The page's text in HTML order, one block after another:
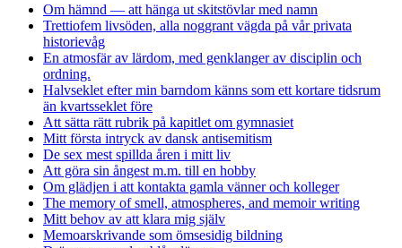
Om hämnd — att hänga ut skitstövlar med namn
Trettiofem livsöden, alla noggrant vägda på vår privata
historievåg
En atmosfär av lärdom, med genklanger av disciplin och
ordning.
Halvseklet efter min barndom känns som ett kortare tidsrum
än kvartsseklet före
Att sätta rätt rubrik på kapitlet om gymnasiet
Mitt första intryck av dansk antisemitism
De sex mest spillda åren i mitt liv
Att göra sin ångest m.m. till en hobby
Om glädjen i att kontakta gamla vänner och kolleger
The memory of smell, atmospheres, and memoir writing
Mitt behov av att klara mig själv
Memoarskrivande som ömsesidig bildning